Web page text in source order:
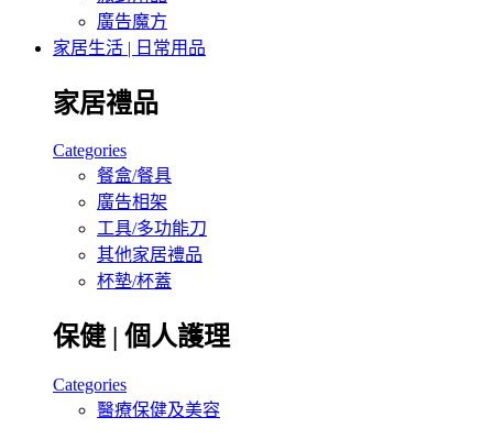
廣告魔方
家居生活 | 日常用品
家居禮品
Categories
餐盒/餐具
廣告相架
工具/多功能刀
其他家居禮品
杯墊/杯蓋
保健 | 個人護理
Categories
醫療保健及美容